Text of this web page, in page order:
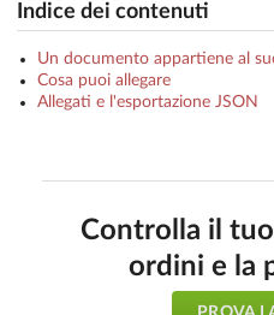
Indice dei contenuti
Un documento appartiene al
Cosa puoi allegare
Allegati e l'esportazione JSON
Controlla il
ordini e la